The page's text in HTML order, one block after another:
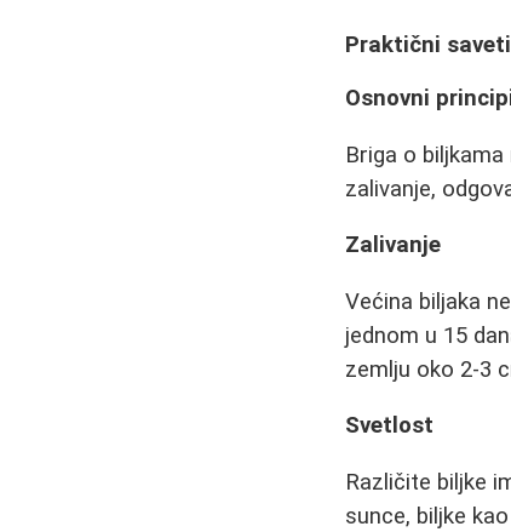
Praktični
Osnovni
Briga o
zalivanje,
Zalivanje
Većina biljaka
jednom u 15
zemlju oko 2-3
Svetlost
Različite biljke
sunce, biljke